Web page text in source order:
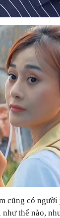
cũng có
thế nào,